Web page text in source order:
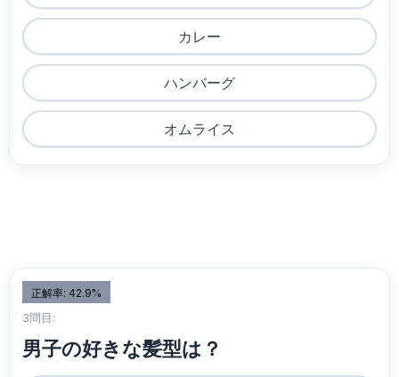
カレー
ハンバーグ
オムライス
正解率: 42.9%
3問目:
男子の好きな髪型は？